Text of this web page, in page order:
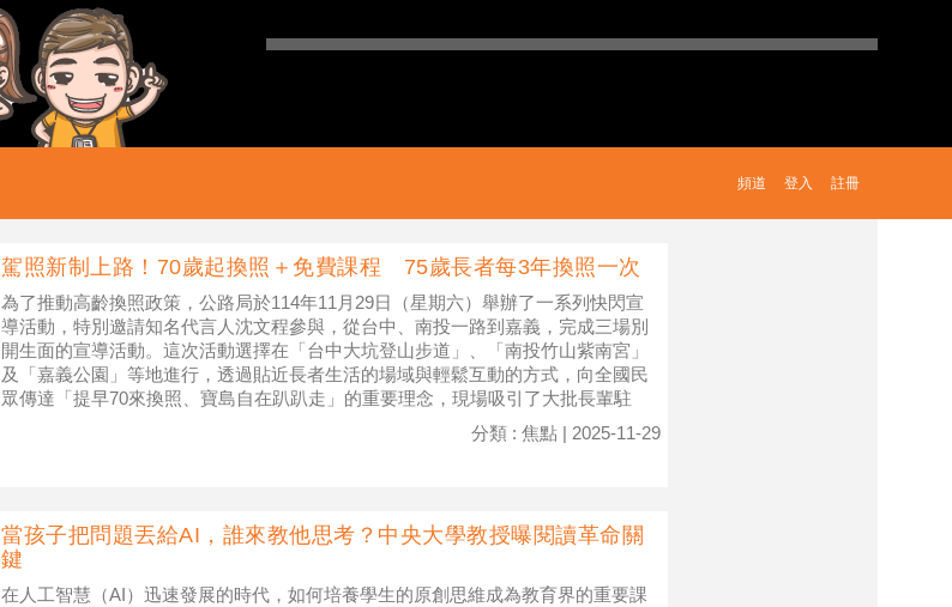
註冊
登入
頻道
駕照新制上路！70歲起換照＋免費課程 75歲長者每3年換照一次
為了推動高齡換照政策，公路局於114年11月29日（星期六）舉辦了一系列快閃宣
導活動，特別邀請知名代言人沈文程參與，從台中、南投一路到嘉義，完成三場別
開生面的宣導活動。這次活動選擇在「台中大坑登山步道」、「南投竹山紫南宮」
及「嘉義公園」等地進行，透過貼近長者生活的場域與輕鬆互動的方式，向全國民
眾傳達「提早70來換照、寶島自在趴趴走」的重要理念，現場吸引了大批長輩駐
分類 : 焦點 | 2025-11-29
當孩子把問題丟給AI，誰來教他思考？中央大學教授曝閱讀革命關
鍵
在人工智慧（AI）迅速發展的時代，如何培養學生的原創思維成為教育界的重要課